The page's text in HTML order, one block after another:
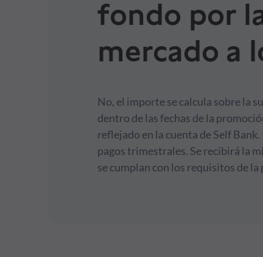
fondo por
mercado a
No, el importe se calcula sobre la
dentro de las fechas de la
reflejado en la cuenta de Self
pagos trimestrales. Se recibirá la
se cumplan con los requisitos de